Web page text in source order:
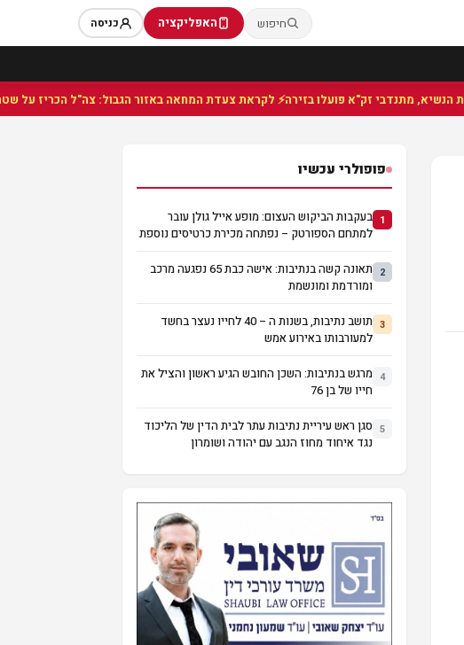
חיפוש האפליקציה כניסה
⚡ לקראת צעדת המחאה באזור הגבול: צה"ל הכריז על שטח
פופולרי עכשיו
1 בעקבות הביקוש העצום: מופע אייל גולן עובר
למתחם הספורטק – נפתחה מכירת כרטיסים נוספת
2
תאונה קשה בנתיבות: אישה כבת 65 נפגעה מרכב
ומורדמת ומונשמת
3
תושב נתיבות, בשנות ה – 40 לחייו נעצר בחשד
למעורבותו באירוע אמש
4 מרגש בנתיבות: השכן החובש הגיע ראשון והציל את
חייו של בן 76
5 סגן ראש עיריית נתיבות עתר לבית הדין של הליכוד
נגד איחוד מחוז הנגב עם יהודה ושומרון